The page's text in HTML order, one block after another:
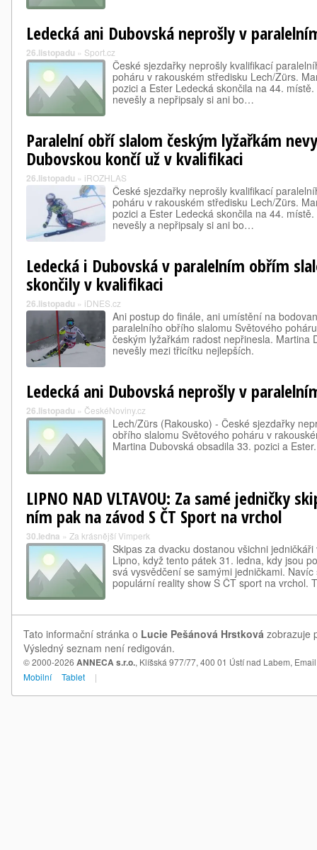
Ledecká ani Dubovská neprošly v
26.listopadu » Sport.cz
České sjezdařky neprošly kvalifikací
poháru v rakouském středisku Lech/Zürs.
pozici a Ester Ledecká skončila na 44.
nevešly a nepřipsaly si ani bo…
Paralelní obří slalom českým lyžařkám
Dubovskou končí už v kvalifikaci
26.listopadu » iROZHLAS
České sjezdařky neprošly kvalifikací
poháru v rakouském středisku Lech/Zürs.
pozici a Ester Ledecká skončila na 44.
nevešly a nepřipsaly si ani bo…
Ledecká i Dubovská v paralelním obřím
skončily v kvalifikaci
26.listopadu » iDNES.cz
Ani postup do finále, ani umístění na
paralelního obřího slalomu Světového
českým lyžařkám radost nepřinesla. Martina
nevešly mezi třicítku nejlepších.
Ledecká ani Dubovská neprošly v
26.listopadu » ČeskéNoviny.cz
Lech/Zürs (Rakousko) - České sjezdařky
obřího slalomu Světového poháru v
Martina Dubovská obsadila 33. pozici a
LIPNO NAD VLTAVOU: Za samé jedničky
ním pak na závod S ČT Sport na vrchol
30.ledna » Za krásnější Vimperk
Skipas za dvacku dostanou všichni
Lipno, když tento pátek 31. ledna, kdy jsou
svá vysvědčení se samými jedničkami.
populární reality show S ČT sport na vrchol.
Tato informační stránka o Lucie Pešánová Hrstková zobrazuje
Výsledný seznam není redigován.
© 2000-2026 ANNECA s.r.o., Klíšská 977/77, 400 01 Ústí nad Labem,
Mobilní
Tablet |